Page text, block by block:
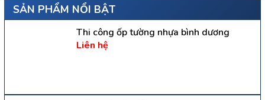
SẢN PHẨM NỔI BẬT
Thi công ốp tường nhựa bình dương
Liên hệ